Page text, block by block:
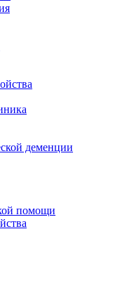
деменции
помощи